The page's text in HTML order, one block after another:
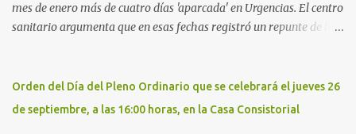
mes de enero más de cuatro días 'aparcada' en Urgencias. El centro
sanitario argumenta que en esas fechas registró un repunte de las
arritmia y agravamiento de su dolencia por culpa de un resfriado.
Por ello, la ingresaron a finales del año pasado en el Hospital
Orden del Día del Pleno Ordinario que se celebrará el jueves 26
de septiembre, a las 16:00 horas, en la Casa Consistorial